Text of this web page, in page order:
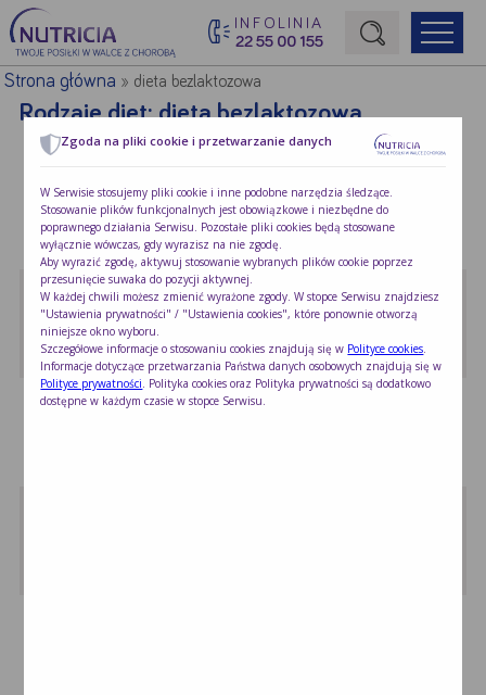
INFOLINIA
22 55 00 155
Początek treści głównej
Strona główna » dieta bezlaktozowa
Rodzaje diet:dieta bezlaktozowa
Wbrew pozorom pacjenci z chorobami
nowotworowymi …
Schab pieczony z suszoną …
Przepis ten przeznaczony jest dla osób …
Ryba gotowana w sosie …
Zgoda na pliki cookie i przetwarzanie danych
W Serwisie stosujemy pliki cookie i inne podobne narzędzia śledzące.
Stosowanie plików funkcjonalnych jest obowiązkowe i niezbędne do
poprawnego działania Serwisu. Pozostałe pliki cookies będą stosowane
wyłącznie wówczas, gdy wyrazisz na nie zgodę.
Aby wyrazić zgodę, aktywuj stosowanie wybranych plików cookie poprzez
przesunięcie suwaka do pozycji aktywnej.
W każdej chwili możesz zmienić wyrażone zgody. W stopce Serwisu znajdziesz
"Ustawienia prywatności" / "Ustawienia cookies", które ponownie otworzą
niniejsze okno wyboru.
Szczegółowe informacje o stosowaniu cookies znajdują się w Polityce cookies
Informacje dotyczące przetwarzania Państwa danych osobowych znajdują się w
Polityce prywatności . Polityka cookies oraz Polityka prywatności są dodatkowo
dostępne w każdym czasie w stopce Serwisu.